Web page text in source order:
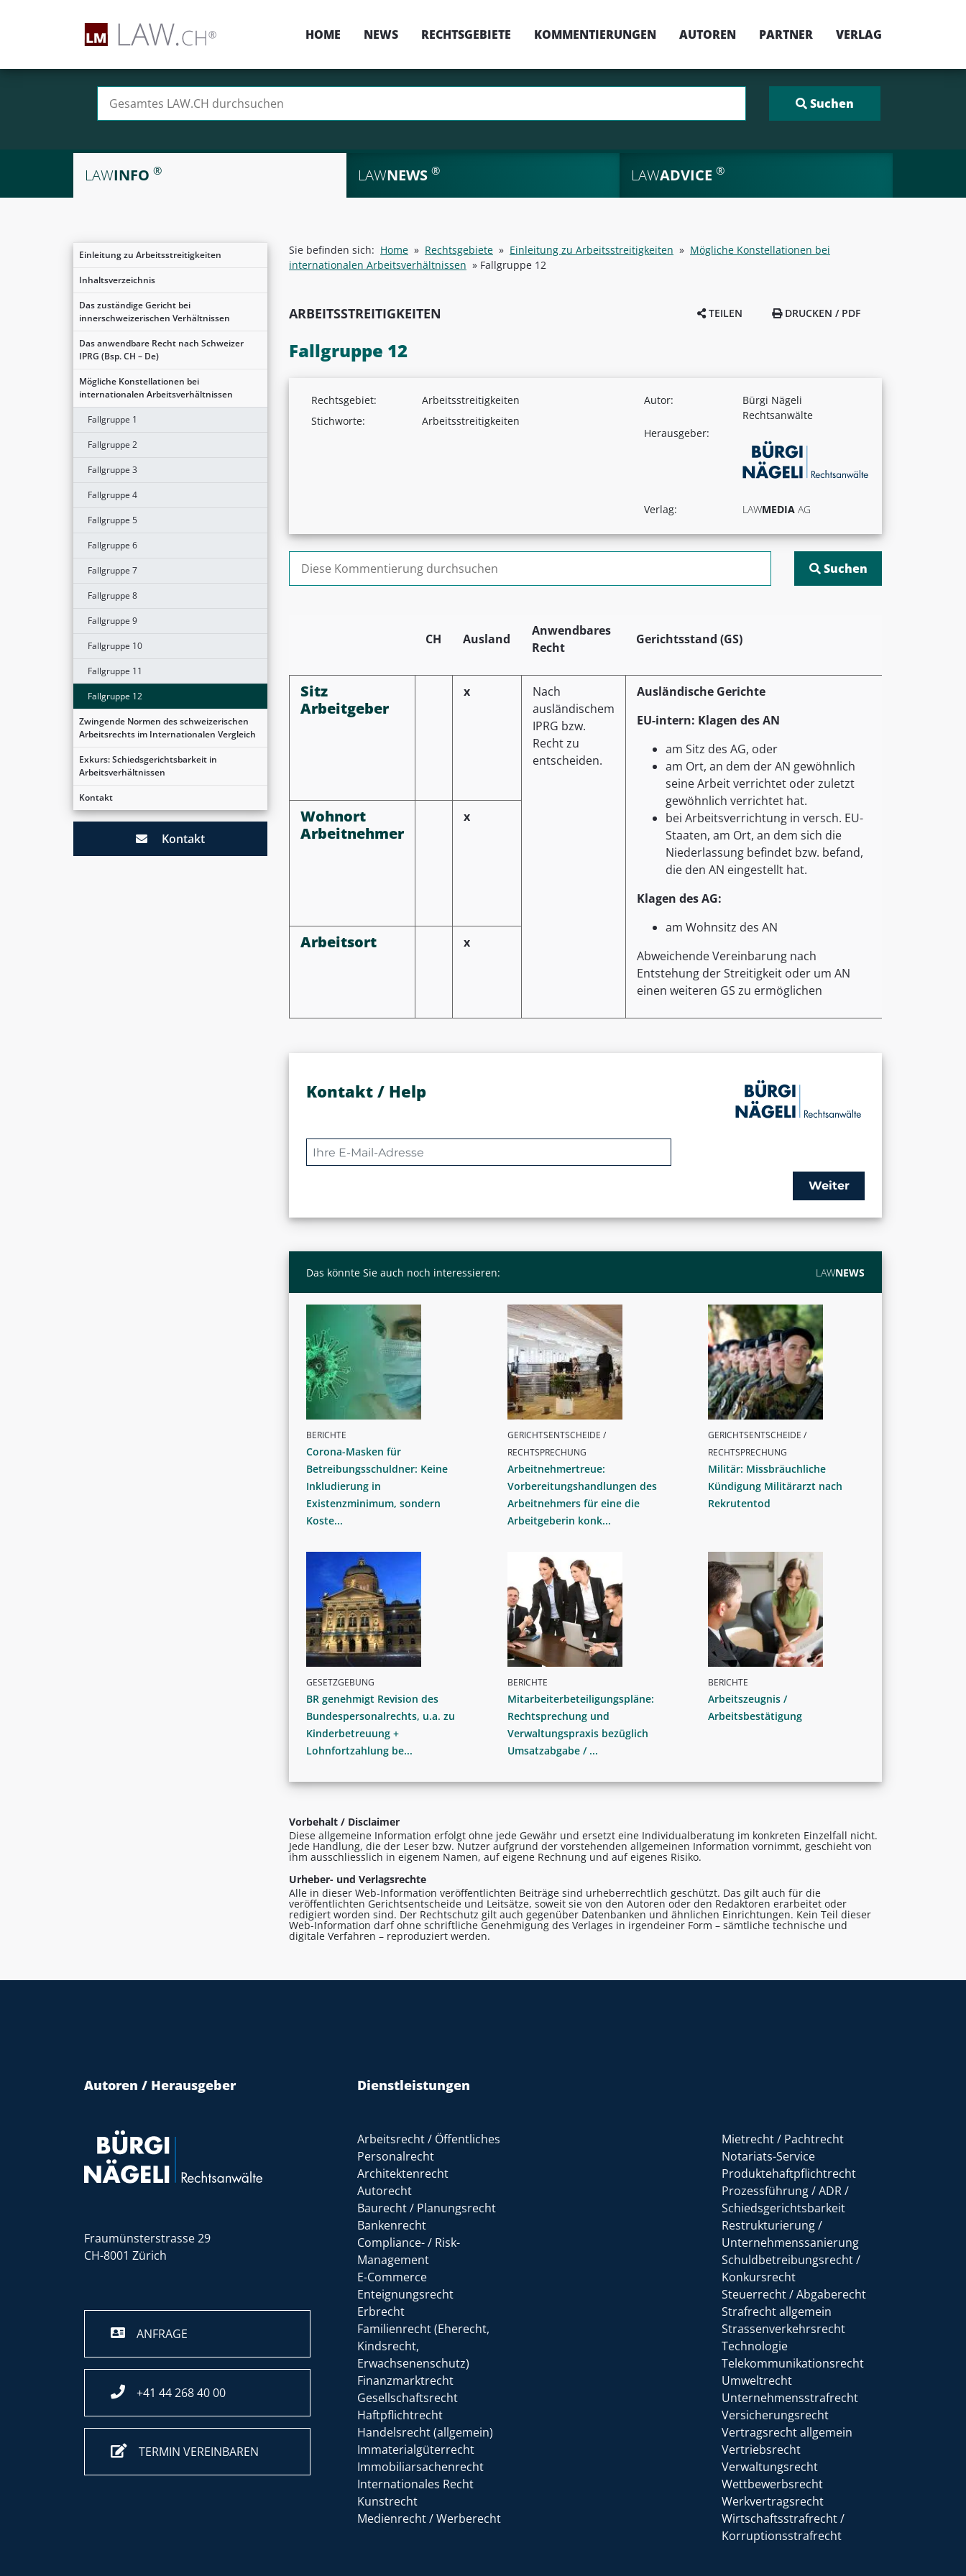
HOME NEWS RECHTSGEBIETE KOMMENTIERUNGEN AUTOREN PARTNER VERLAG
LAWINFO ® LAWNEWS ® LAWADVICE ®
Einleitung zu Arbeitsstreitigkeiten
Inhaltsverzeichnis
Das zuständige Gericht bei
innerschweizerischen Verhältnissen
Das anwendbare Recht nach Schweizer
IPRG (Bsp. CH – De)
Mögliche Konstellationen bei
internationalen Arbeitsverhältnissen
Fallgruppe 1
Fallgruppe 2
Fallgruppe 3
Fallgruppe 4
Fallgruppe 5
Fallgruppe 6
Fallgruppe 7
Fallgruppe 8
Fallgruppe 9
Fallgruppe 10
Fallgruppe 11
Fallgruppe 12
Zwingende Normen des schweizerischen
Arbeitsrechts im Internationalen Vergleich
Exkurs: Schiedsgerichtsbarkeit in
Arbeitsverhältnissen
Kontakt
Kontakt
Sie befinden sich: Home » Rechtsgebiete » Einleitung zu Arbeitsstreitigkeiten » Mögliche Konstellationen bei
internationalen Arbeitsverhältnissen » Fallgruppe 12
ARBEITSSTREITIGKEITEN TEILEN DRUCKEN / PDF
Fallgruppe 12
Rechtsgebiet:
Arbeitsstreitigkeiten
Stichworte:
Arbeitsstreitigkeiten
Autor:
Bürgi Nägeli
Rechtsanwälte
Herausgeber:
Verlag: LAWMEDIA AG
Suchen nach:
CH Ausland
Anwendbares
Recht
Gerichtsstand (GS)
Sitz
Arbeitgeber
x
Nach
ausländischem
IPRG bzw.
Recht zu
entscheiden.
Ausländische Gerichte
EU-intern: Klagen des AN
am Sitz des AG, oder
am Ort, an dem der AN gewöhnlich
seine Arbeit verrichtet oder zuletzt
gewöhnlich verrichtet hat.
bei Arbeitsverrichtung in versch. EU-
Staaten, am Ort, an dem sich die
Niederlassung befindet bzw. befand,
die den AN eingestellt hat.
Klagen des AG:
am Wohnsitz des AN
Abweichende Vereinbarung nach
Entstehung der Streitigkeit oder um AN
einen weiteren GS zu ermöglichen
Wohnort
Arbeitnehmer
x
Arbeitsort x
Kontakt / Help
Weiter
Das könnte Sie auch noch interessieren: LAWNEWS
BERICHTE
Corona-Masken für
Betreibungsschuldner: Keine
Inkludierung in
Existenzminimum, sondern
Koste...
GERICHTSENTSCHEIDE /
RECHTSPRECHUNG
Arbeitnehmertreue:
Vorbereitungshandlungen des
Arbeitnehmers für eine die
Arbeitgeberin konk...
GERICHTSENTSCHEIDE /
RECHTSPRECHUNG
Militär: Missbräuchliche
Kündigung Militärarzt nach
Rekrutentod
GESETZGEBUNG
BR genehmigt Revision des
Bundespersonalrechts, u.a. zu
Kinderbetreuung +
Lohnfortzahlung be...
BERICHTE
Mitarbeiterbeteiligungspläne:
Rechtsprechung und
Verwaltungspraxis bezüglich
Umsatzabgabe / ...
BERICHTE
Arbeitszeugnis /
Arbeitsbestätigung
Vorbehalt / Disclaimer
Diese allgemeine Information erfolgt ohne jede Gewähr und ersetzt eine Individualberatung im konkreten Einzelfall nicht.
Jede Handlung, die der Leser bzw. Nutzer aufgrund der vorstehenden allgemeinen Information vornimmt, geschieht von
ihm ausschliesslich in eigenem Namen, auf eigene Rechnung und auf eigenes Risiko.
Urheber- und Verlagsrechte
Alle in dieser Web-Information veröffentlichten Beiträge sind urheberrechtlich geschützt. Das gilt auch für die
veröffentlichten Gerichtsentscheide und Leitsätze, soweit sie von den Autoren oder den Redaktoren erarbeitet oder
redigiert worden sind. Der Rechtschutz gilt auch gegenüber Datenbanken und ähnlichen Einrichtungen. Kein Teil dieser
Web-Information darf ohne schriftliche Genehmigung des Verlages in irgendeiner Form – sämtliche technische und
digitale Verfahren – reproduziert werden.
Autoren / Herausgeber
Fraumünsterstrasse 29
CH-8001 Zürich
ANFRAGE
+41 44 268 40 00
TERMIN VEREINBAREN
Dienstleistungen
Arbeitsrecht / Öffentliches
Personalrecht
Architektenrecht
Autorecht
Baurecht / Planungsrecht
Bankenrecht
Compliance- / Risk-
Management
E-Commerce
Enteignungsrecht
Erbrecht
Familienrecht (Eherecht,
Kindsrecht,
Erwachsenenschutz)
Finanzmarktrecht
Gesellschaftsrecht
Haftpflichtrecht
Handelsrecht (allgemein)
Immaterialgüterrecht
Immobiliarsachenrecht
Internationales Recht
Kunstrecht
Medienrecht / Werberecht
Mietrecht / Pachtrecht
Notariats-Service
Produktehaftpflichtrecht
Prozessführung / ADR /
Schiedsgerichtsbarkeit
Restrukturierung /
Unternehmenssanierung
Schuldbetreibungsrecht /
Konkursrecht
Steuerrecht / Abgaberecht
Strafrecht allgemein
Strassenverkehrsrecht
Technologie
Telekommunikationsrecht
Umweltrecht
Unternehmensstrafrecht
Versicherungsrecht
Vertragsrecht allgemein
Vertriebsrecht
Verwaltungsrecht
Wettbewerbsrecht
Werkvertragsrecht
Wirtschaftsstrafrecht /
Korruptionsstrafrecht